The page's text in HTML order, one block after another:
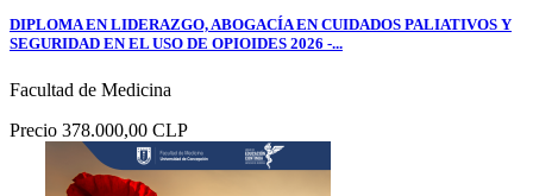
DIPLOMA EN LIDERAZGO, ABOGACÍA EN CUIDADOS PALIATIVOS Y
SEGURIDAD EN EL USO DE OPIOIDES 2026 -...
Facultad de Medicina
Precio 378.000,00 CLP